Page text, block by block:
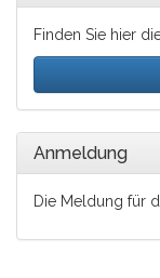
Finden Sie hier
Anmeldung
Die Meldung für